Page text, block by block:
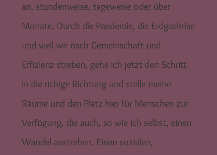
an, stundenweise, tageweise oder über
Monate. Durch die Pandemie, die Erdgaskrise
und weil wir nach Gemeinschaft und
Effizienz streben, gehe ich jetzt den Schritt
in die richige Richtung und stelle meine
Räume und den Platz hier für Menschen zur
Verfügung, die auch, so wie ich selbst, einen
Wandel anstreben. Einen sozialen,